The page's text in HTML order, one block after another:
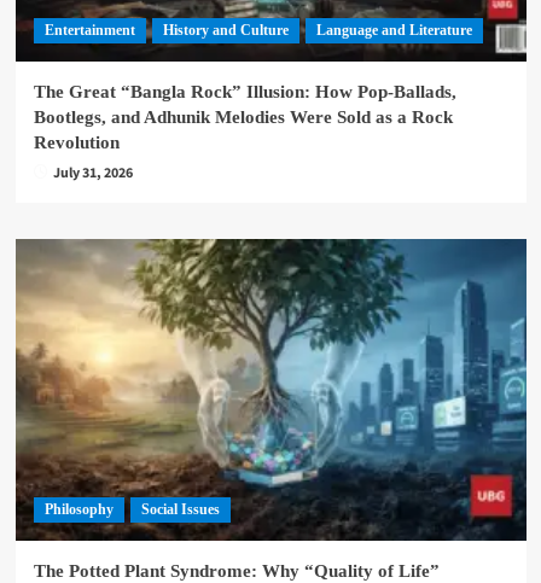
Entertainment History and Culture Language and Literature
The Great “Bangla Rock” Illusion: How Pop-Ballads,
Bootlegs, and Adhunik Melodies Were Sold as a Rock
Revolution
July 31, 2026
Philosophy Social Issues
The Potted Plant Syndrome: Why “Quality of Life”